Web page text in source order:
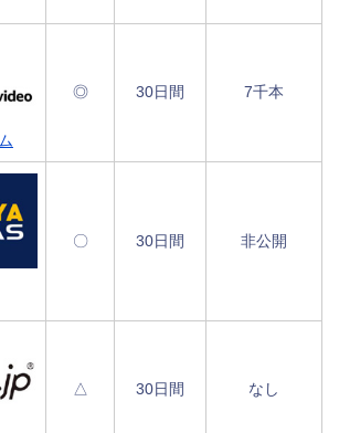
◎ 30日間 7千本
〇 30日間 非公開
△ 30日間 なし